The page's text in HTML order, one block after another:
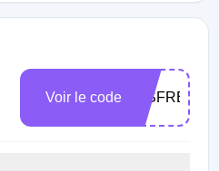
Voir le code IPSFREE